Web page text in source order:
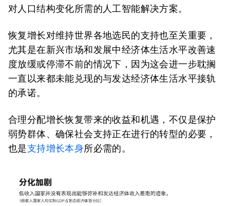
对人口结构变化所需的人工智能解决方案。
恢复增长对维持世界各地选民的支持也至关重要，
尤其是在新兴市场和发展中经济体生活水平改善速
度放缓或停滞不前的情况下，因为这会进一步耽搁
一直以来都未能兑现的与发达经济体生活水平接轨
的承诺。
合理分配增长恢复带来的收益和机遇，不仅是保护
弱势群体、确保社会支持正在进行的转型的必要，
也是支持增长本身所必需的。